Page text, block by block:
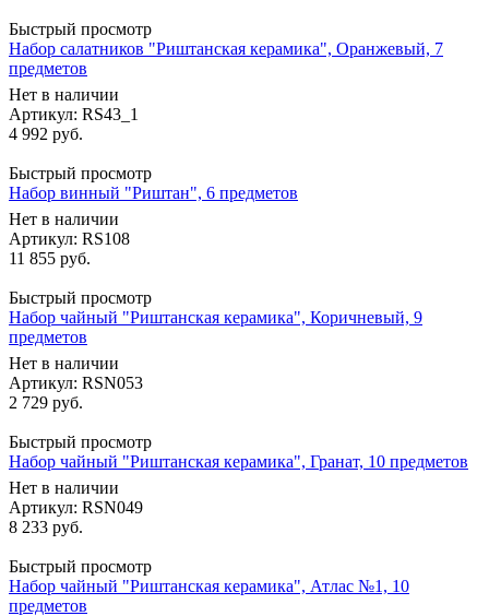
Быстрый просмотр
Набор салатников "Риштанская керамика", Оранжевый, 7
предметов
Нет в наличии
Артикул: RS43_1
4 992 руб.
Быстрый просмотр
Набор винный "Риштан", 6 предметов
Нет в наличии
Артикул: RS108
11 855 руб.
Быстрый просмотр
Набор чайный "Риштанская керамика", Коричневый, 9
предметов
Нет в наличии
Артикул: RSN053
2 729 руб.
Быстрый просмотр
Набор чайный "Риштанская керамика", Гранат, 10 предметов
Нет в наличии
Артикул: RSN049
8 233 руб.
Быстрый просмотр
Набор чайный "Риштанская керамика", Атлас №1, 10
предметов